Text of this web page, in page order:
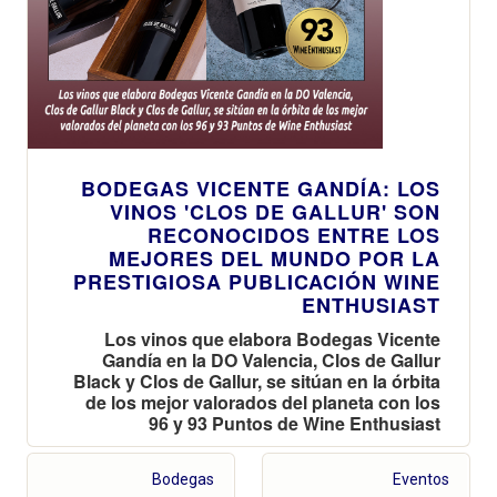
BODEGAS VICENTE GANDÍA: LOS
VINOS 'CLOS DE GALLUR' SON
RECONOCIDOS ENTRE LOS
MEJORES DEL MUNDO POR LA
PRESTIGIOSA PUBLICACIÓN WINE
ENTHUSIAST
Los vinos que elabora Bodegas Vicente
Gandía en la DO Valencia, Clos de Gallur
Black y Clos de Gallur, se sitúan en la órbita
de los mejor valorados del planeta con los
96 y 93 Puntos de Wine Enthusiast
Bodegas Eventos